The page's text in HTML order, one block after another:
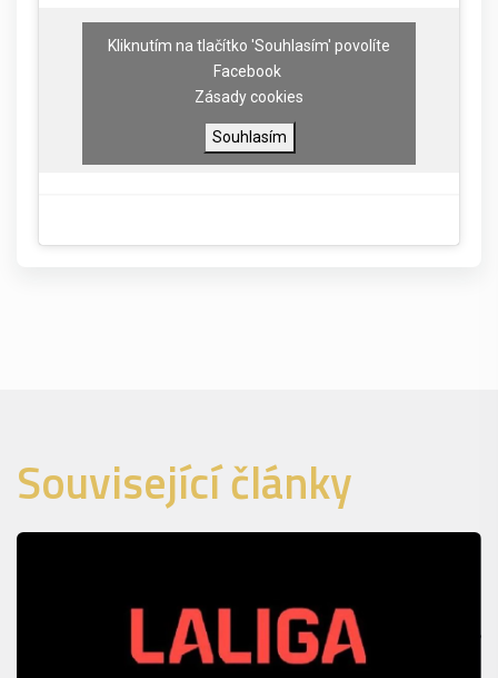
Kliknutím na tlačítko 'Souhlasím' povolíte
Facebook
Zásady cookies
Souhlasím
Související články